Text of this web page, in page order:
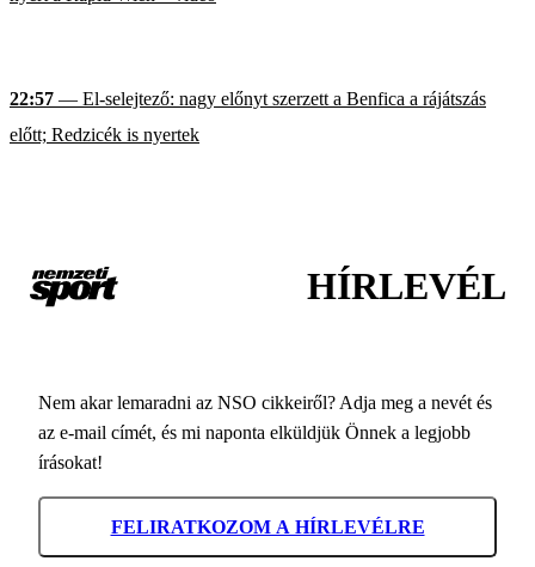
22:57 — El-selejtező: nagy előnyt szerzett a Benfica a rájátszás
előtt; Redzicék is nyertek
HÍRLEVÉL
Nem akar lemaradni az NSO cikkeiről? Adja meg a nevét és
az e-mail címét, és mi naponta elküldjük Önnek a legjobb
írásokat!
FELIRATKOZOM A HÍRLEVÉLRE